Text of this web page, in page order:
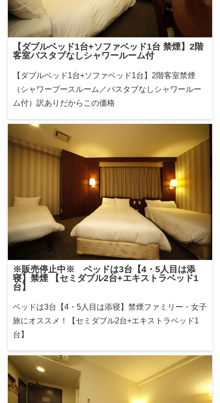
【ダブルベッド1台+ソファベッド1台 禁煙】2階
客室バスタブなしシャワールーム付
【ダブルベッド1台+ソファベッド1台】2階客室禁煙
（シャワーブースルーム／バスタブなしシャワールー
ム付）訳ありだからこの価格
※販売停止中※ ベッドは3台【4・5人目は添
寝】禁煙 【セミダブル2台+エキストラベッド1
台】
ベッドは3台【4・5人目は添寝】禁煙ファミリー・女子
旅にオススメ！【セミダブル2台+エキストラベッド1
台】